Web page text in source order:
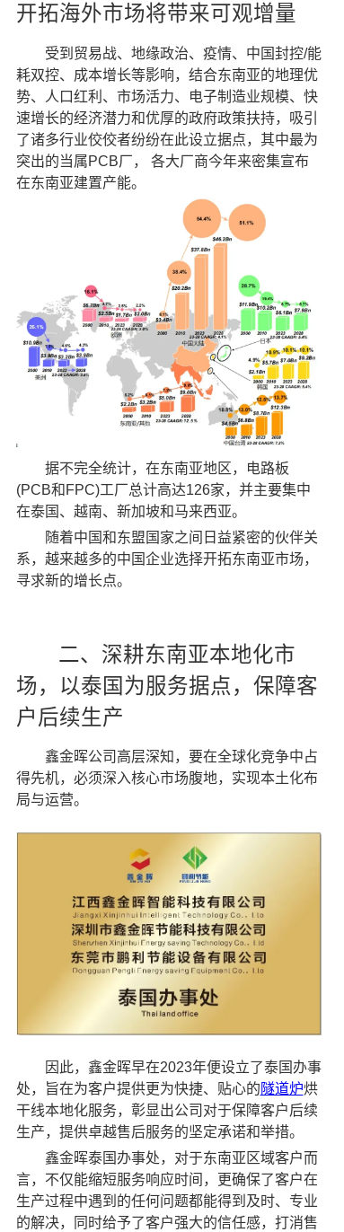
开拓海外市场将带来可观增量
受到贸易战、地缘政治、疫情、中国封控/能
耗双控、成本增长等影响，结合东南亚的地理优
势、人口红利、市场活力、电子制造业规模、快
速增长的经济潜力和优厚的政府政策扶持，吸引
了诸多行业佼佼者纷纷在此设立据点，其中最为
突出的当属PCB厂， 各大厂商今年来密集宣布
在东南亚建置产能。
据不完全统计，在东南亚地区，电路板
(PCB和FPC)工厂总计高达126家，并主要集中
在泰国、越南、新加坡和马来西亚。
随着中国和东盟国家之间日益紧密的伙伴关
系，越来越多的中国企业选择开拓东南亚市场，
寻求新的增长点。
二、深耕东南亚本地化市
场， 以泰国为服务据点，保障客
户后续生产
鑫金晖公司高层深知，要在全球化竞争中占
得先机，必须深入核心市场腹地，实现本土化布
局与运营。
因此，鑫金晖早在2023年便设立了泰国办事
处，旨在为客户提供更为快捷、贴心的隧道炉烘
干线本地化服务，彰显出公司对于保障客户后续
生产，提供卓越售后服务的坚定承诺和举措。
鑫金晖泰国办事处，对于东南亚区域客户而
言，不仅能缩短服务响应时间，更确保了客户在
生产过程中遇到的任何问题都能得到及时、专业
的解决，同时给予了客户强大的信任感，打消售